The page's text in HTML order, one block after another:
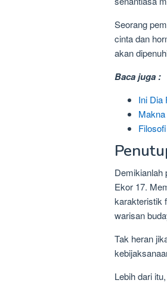
Seorang
cinta dan
akan
Baca juga :
Ini Dia
Demikianlah
Ekor 17.
karakteristik
warisan
Tak heran
Lebih dari